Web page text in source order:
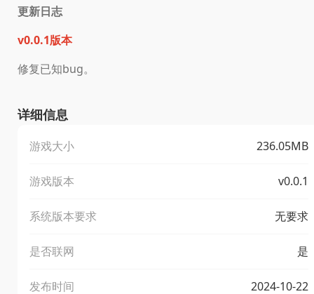
更新日志
v0.0.1版本
修复已知bug。
详细信息
游戏大小 236.05MB
游戏版本 v0.0.1
系统版本要求 无要求
是否联网 是
发布时间 2024-10-22